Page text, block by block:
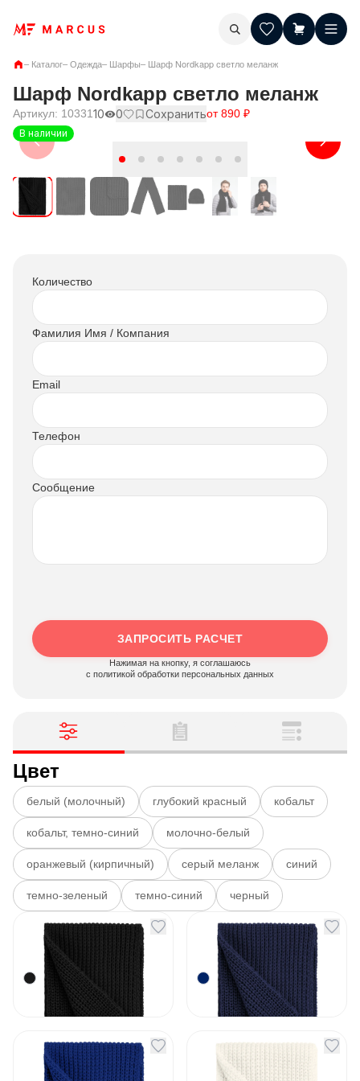
– Каталог–Одежда– Шарфы– Шарф Nordkapp светло меланж
Шарф Nordkapp светло меланж
Артикул: 1033110 0 Сохранитьот890 ₽
В наличии
Количество
Фамилия Имя / Компания
Email
Телефон
Сообщение
ЗАПРОСИТЬ РАСЧЕТ
Нажимая на кнопку, я соглашаюсь
c политикой обработки персональных данных
Цвет
белый (молочный) глубокий красный кобальт
кобальт, темно-синий молочно-белый
оранжевый (кирпичный) серый меланж синий
темно-зеленый темно-синий черный
Шарф Nordkapp
черный
Артикул 130921
В наличии
Шарф Nordkapp
темно-синий
Артикул130922
В наличии 890 ₽
Шарф Nordkapp
синий
Артикул130923
Шарф Nordkapp
молочно-белый
Артикул 130924